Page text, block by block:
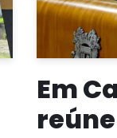
Em